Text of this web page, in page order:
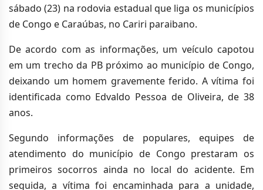
sábado (23) na rodovia estadual que liga os municípios
de Congo e Caraúbas, no Cariri paraibano.
De acordo com as informações, um veículo capotou
em um trecho da PB próximo ao município de Congo,
deixando um homem gravemente ferido. A vítima foi
identificada como Edvaldo Pessoa de Oliveira, de 38
anos.
Segundo informações de populares, equipes de
atendimento do município de Congo prestaram os
primeiros socorros ainda no local do acidente. Em
seguida, a vítima foi encaminhada para a unidade,